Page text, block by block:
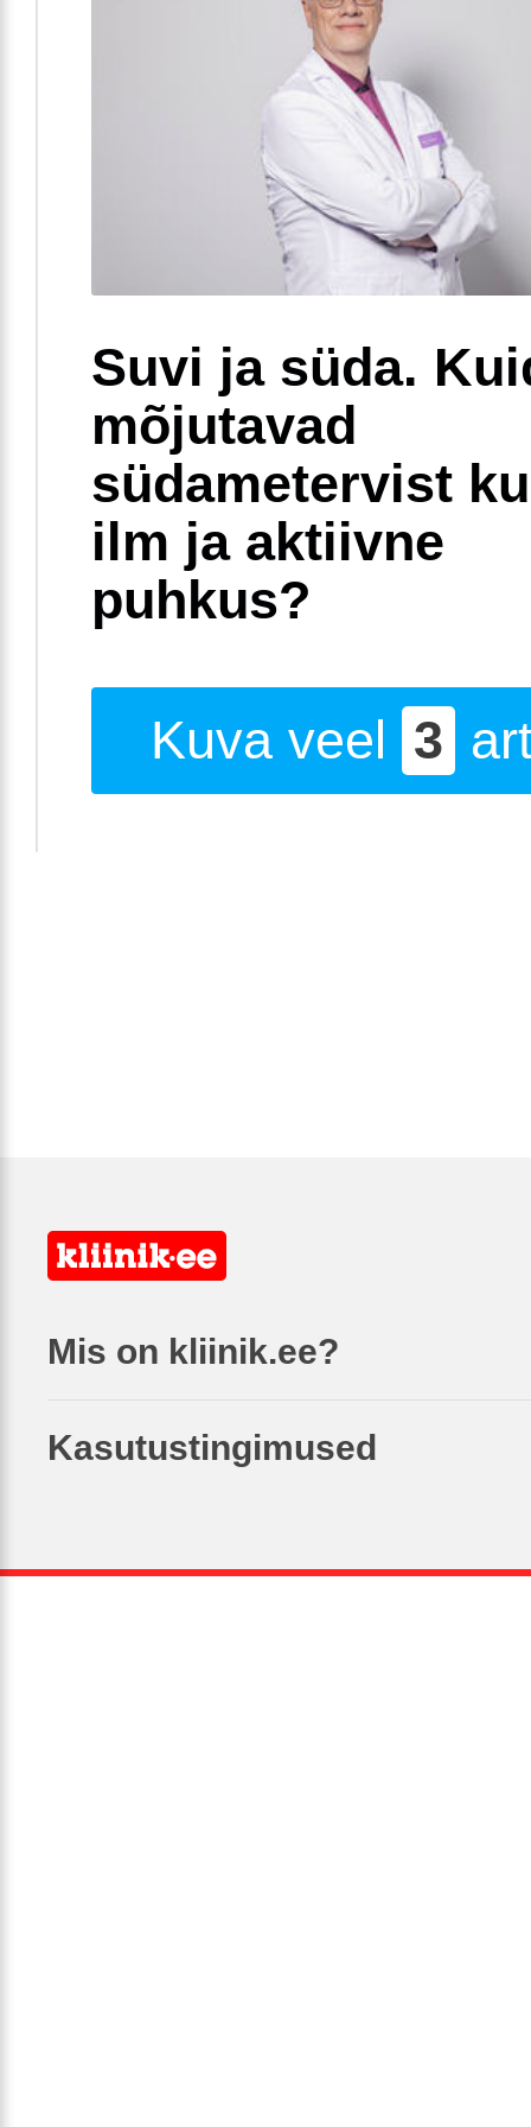
Suvi ja süda.
mõjutavad
südametervist
ilm ja aktiivne
puhkus?
Kuva veel 3
Mis on kliinik.ee?
Kasutustingimused